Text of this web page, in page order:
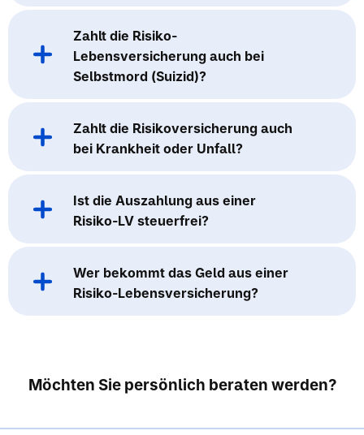
Zahlt die Risiko-
Lebensversicherung auch bei
Selbstmord (Suizid)?
Zahlt die Risikoversicherung auch
bei Krankheit oder Unfall?
Ist die Auszahlung aus einer
Risiko-LV steuerfrei?
Wer bekommt das Geld aus einer
Risiko-Lebensversicherung?
Möchten Sie persönlich beraten werden?